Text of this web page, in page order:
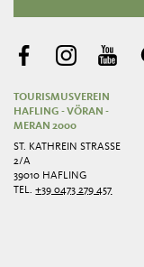
TOURISMUSVEREIN
HAFLING - VÖRAN -
MERAN 2000
ST. KATHREIN STRASSE 2
/A
39010 HAFLING
TEL.+39 0473 279 457